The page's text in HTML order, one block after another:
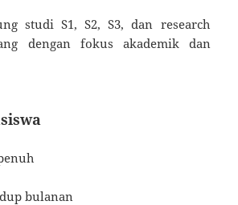
studi S1, S2, S3, dan research
dengan fokus akademik dan
bulanan